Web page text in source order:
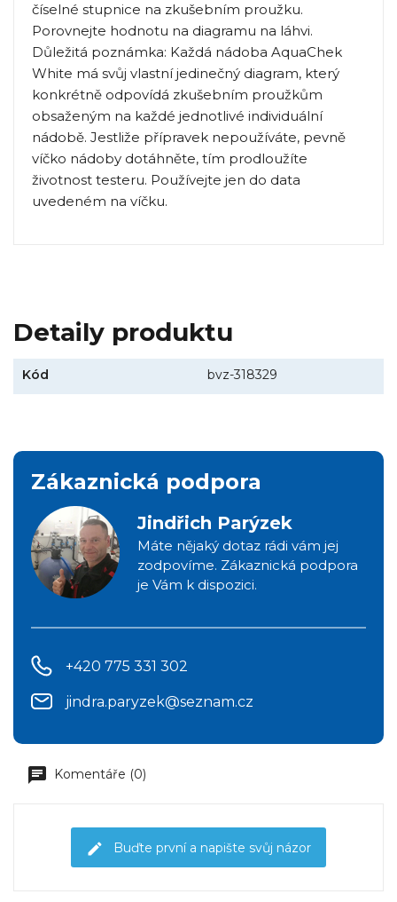
číselné stupnice na zkušebním proužku.
Porovnejte hodnotu na diagramu na láhvi.
Důležitá poznámka: Každá nádoba AquaChek
White má svůj vlastní jedinečný diagram, který
konkrétně odpovídá zkušebním proužkům
obsaženým na každé jednotlivé individuální
nádobě. Jestliže přípravek nepoužíváte, pevně
víčko nádoby dotáhněte, tím prodloužíte
životnost testeru. Používejte jen do data
uvedeném na víčku.
Detaily produktu
Kód bvz-318329
Zákaznická podpora
Jindřich Parýzek
Máte nějaký dotaz rádi vám jej
zodpovíme. Zákaznická podpora
je Vám k dispozici.
+420 775 331 302
jindra.paryzek@seznam.cz
Komentáře (0)
Buďte první a napište svůj názor